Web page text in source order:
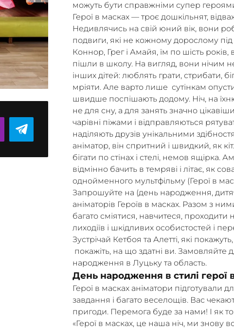
можуть бути справжніми супер
Герої в масках — троє дошкільнят,
Недивлячись на свій юний вік, вони
подвиги, які не кожному дорослому
Коннор, Грег і Амайя, їм по шість
пішли в школу. На вигляд, вони нічим
інших дітей: люблять грати, стрибати,
мріяти. Але варто лише сутінкам
швидше поспішають додому. Ніч, на
не для сну, а для занять значно
чарівні піжами і відправляються
наділяють друзів унікальними
аніматор, він спритний і швидкий, як
бігати по стінах і стелі, немов ящірка.
відмінно бачить в темряві і літає, як
однойменного мультфільму (Герої в
Запрошуйте на (день народження,
аніматорів Героїв в масках. Разом з
багато сміятися, навчитеся, проходити
лиходіїв і шкідливих особистостей і
Зустрічай Кетбоя та Алетті, які
покажіть, на що здатні ви. Замовляйте
народження в Луцьку та область.
День народження в стилі герої
Герої в масках аніматори підготували
завдання і багато веселощів. Вас
пригоди. Перемога буде за нами! І як
«Герої в масках, це наша ніч, ми знову